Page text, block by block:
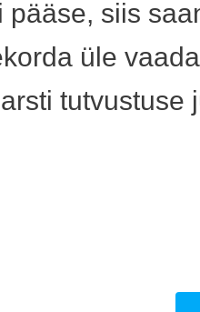
pääse, siis
üle
tutvustuse